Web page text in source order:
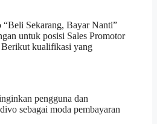
Sekarang, Bayar Nanti”
untuk posisi Sales Promotor
kualifikasi yang
pengguna dan
sebagai moda pembayaran